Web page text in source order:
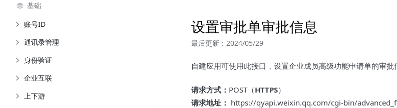
基础
账号ID
通讯录管理
身份验证
企业互联
上下游
设置审批单审批信息
最后更新：2024/05/29
自建应用可使用此接口，设置企业成员高级功能申请单的审批
请求方式： POST（HTTPS）
请求地址： https://qyapi.weixin.qq.com/cgi-bin/